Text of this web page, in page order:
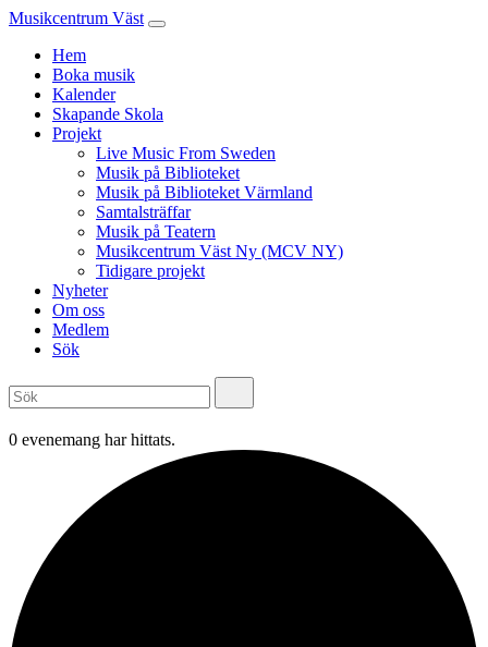
Musikcentrum Väst
Hem
Boka musik
Kalender
Skapande Skola
Projekt
Live Music From Sweden
Musik på Biblioteket
Musik på Biblioteket Värmland
Samtalsträffar
Musik på Teatern
Musikcentrum Väst Ny (MCV NY)
Tidigare projekt
Nyheter
Om oss
Medlem
Sök
0 evenemang har hittats.